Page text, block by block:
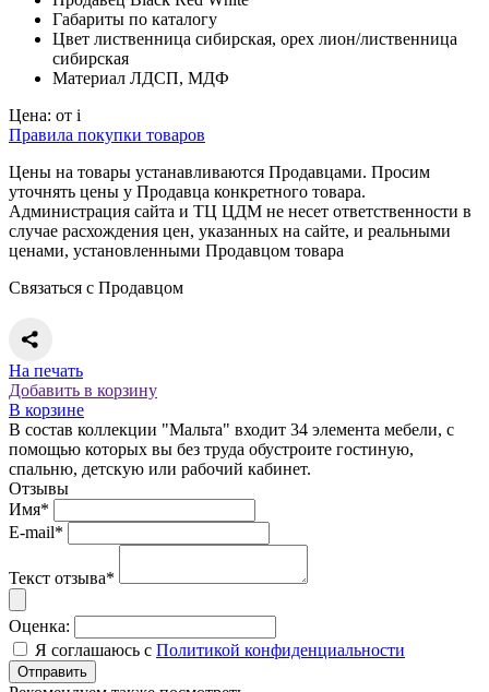
Габариты по каталогу
Цвет лиственница сибирская, орех лион/лиственница
сибирская
Материал ЛДСП, МДФ
Цена: от i
Правила покупки товаров
Цены на товары устанавливаются Продавцами. Просим
уточнять цены у Продавца конкретного товара.
Администрация сайта и ТЦ ЦДМ не несет ответственности в
случае расхождения цен, указанных на сайте, и реальными
ценами, установленными Продавцом товара
Связаться с Продавцом
На печать
Добавить в корзину
В корзине
В состав коллекции "Мальта" входит 34 элемента мебели, с
помощью которых вы без труда обустроите гостиную,
спальню, детскую или рабочий кабинет.
Отзывы
Имя*
E-mail*
Текст отзыва*
Оценка:
Я соглашаюсь с Политикой конфиденциальности